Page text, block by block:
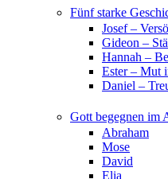
Fünf starke
Josef –
Gideon –
Hannah –
Ester – Mut
Daniel –
Gott begegnen im
Abraham
Mose
David
Elia